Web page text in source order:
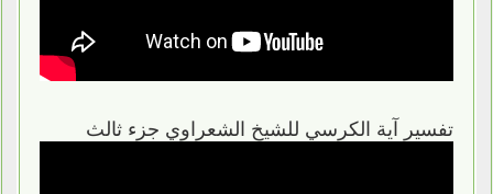
تفسير آية الكرسي للشيخ الشعراوي جزء ثالث